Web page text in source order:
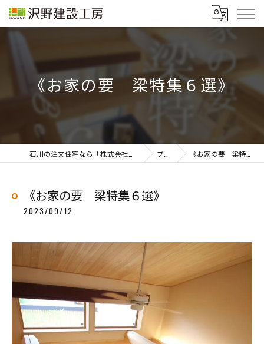
《お家の要 梁特集６選》
ブログ 《お家の要 梁特集６選》
《お家の要 梁特集６選》
2023/09/12